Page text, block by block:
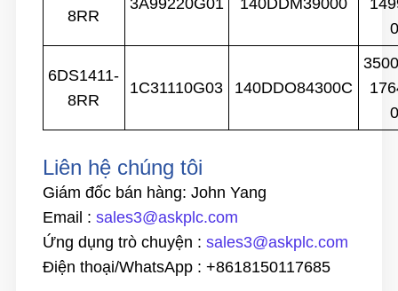
8RR
3A99220G01 140DDM39000
6DS1411-
8RR
1C31110G03 140DDO84300C
Liên hệ chúng tôi
Giám đốc bán hàng: John Yang
Email : sales3@askplc.com
Ứng dụng trò chuyện : sales3@askplc.com
Điện thoại/WhatsApp : +8618150117685